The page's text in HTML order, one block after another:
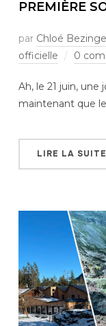
PREMIÈRE
par Chloé Bezinge
officielle
0
Ah, le 21 juin, une
maintenant que
LIRE LA SUITE